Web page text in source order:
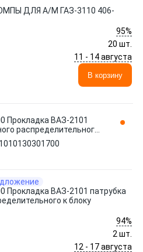
ДЛЯ А/М ГАЗ-3110 406-
95%
20 шт.
11 - 14 августа
В корзину
Прокладка ВАЗ-2101
распределительного
Прокладка ВАЗ-2101 патрубка
к блоку
94%
2 шт.
12 - 17 августа